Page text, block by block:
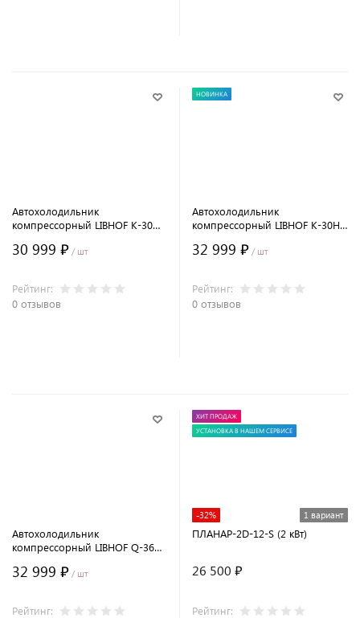
Автохолодильник
компрессорный LIBHOF K-30
30 999 ₽ / шт
Рейтинг:
0 отзывов
НОВИНКА
Автохолодильник
компрессорный LIBHOF K-30H
32 999 ₽ / шт
Рейтинг:
0 отзывов
Автохолодильник
компрессорный LIBHOF Q-36
32 999 ₽ / шт
Рейтинг:
ХИТ ПРОДАЖ
УСТАНОВКА В НАШЕМ СЕРВИСЕ
-32% 1 вариант
ПЛАНАР-2D-12-S (2 кВт)
26 500 ₽
Рейтинг: